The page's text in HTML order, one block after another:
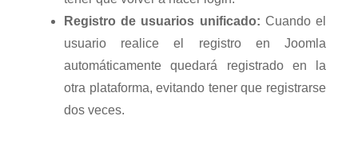
Registro de usuarios unificado: Cuando el
usuario realice el registro en Joomla
automáticamente quedará registrado en la
otra plataforma, evitando tener que registrarse
dos veces.